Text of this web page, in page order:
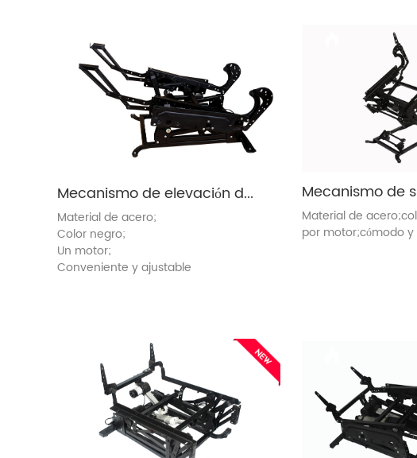
Mecanismo de elevación de silla para personas mayores (8070)
Material de acero;
Color negro;
Un motor;
Conveniente y ajustable
Material de
por motor;cómodo